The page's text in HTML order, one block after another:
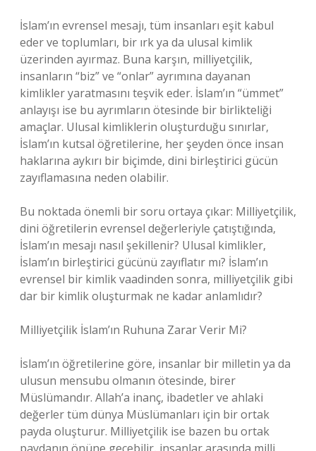
İslam’ın evrensel mesajı, tüm insanları eşit kabul
eder ve toplumları, bir ırk ya da ulusal kimlik
üzerinden ayırmaz. Buna karşın, milliyetçilik,
insanların “biz” ve “onlar” ayrımına dayanan
kimlikler yaratmasını teşvik eder. İslam’ın “ümmet”
anlayışı ise bu ayrımların ötesinde bir birlikteliği
amaçlar. Ulusal kimliklerin oluşturduğu sınırlar,
İslam’ın kutsal öğretilerine, her şeyden önce insan
haklarına aykırı bir biçimde, dini birleştirici gücün
zayıflamasına neden olabilir.
Bu noktada önemli bir soru ortaya çıkar: Milliyetçilik,
dini öğretilerin evrensel değerleriyle çatıştığında,
İslam’ın mesajı nasıl şekillenir? Ulusal kimlikler,
İslam’ın birleştirici gücünü zayıflatır mı? İslam’ın
evrensel bir kimlik vaadinden sonra, milliyetçilik gibi
dar bir kimlik oluşturmak ne kadar anlamlıdır?
Milliyetçilik İslam’ın Ruhuna Zarar Verir Mi?
İslam’ın öğretilerine göre, insanlar bir milletin ya da
ulusun mensubu olmanın ötesinde, birer
Müslümandır. Allah’a inanç, ibadetler ve ahlaki
değerler tüm dünya Müslümanları için bir ortak
payda oluşturur. Milliyetçilik ise bazen bu ortak